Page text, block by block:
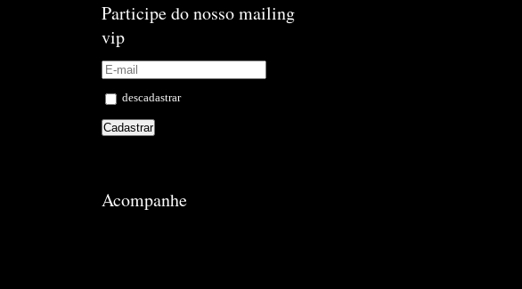
Participe do nosso mailing
vip
descadastrar
Acompanhe